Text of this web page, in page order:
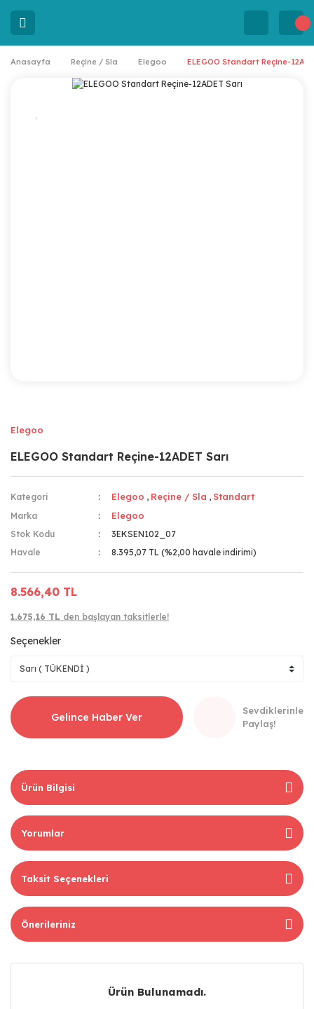
Anasayfa Reçine / Sla Elegoo ELEGOO Standart Reçine-
Elegoo
ELEGOO Standart Reçine-12ADET Sarı
Kategori Elegoo , Reçine / Sla ,Standart
Marka Elegoo
Stok Kodu
3EKSEN102_07
Havale
8.395,07 TL (%2,00 havale indirimi)
8.566,40 TL
1.675,16 TL den başlayan taksitlerle!
Seçenekler
Gelince Haber Ver
Sevdiklerinle
Paylaş!
Ürün Bilgisi
Yorumlar
Taksit Seçenekleri
Önerileriniz
Ürün Bulunamadı.